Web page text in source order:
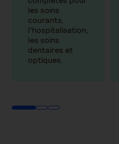
les soins
courants,
l’hospitalisation,
les soins
dentaires et
optiques.